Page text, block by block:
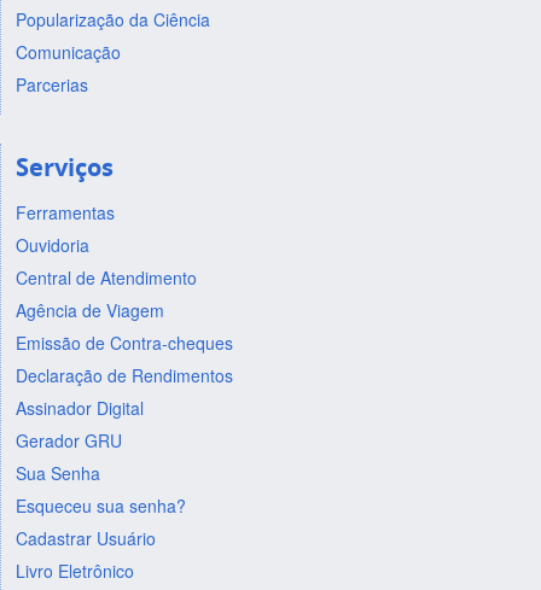
Popularização da Ciência
Comunicação
Parcerias
Serviços
Ferramentas
Ouvidoria
Central de Atendimento
Agência de Viagem
Emissão de Contra-cheques
Declaração de Rendimentos
Assinador Digital
Gerador GRU
Sua Senha
Esqueceu sua senha?
Cadastrar Usuário
Livro Eletrônico